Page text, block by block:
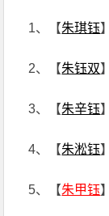
1、【朱琪钰
2、【朱钰双
3、【朱辛钰
4、【朱淞钰
5、【朱甲钰